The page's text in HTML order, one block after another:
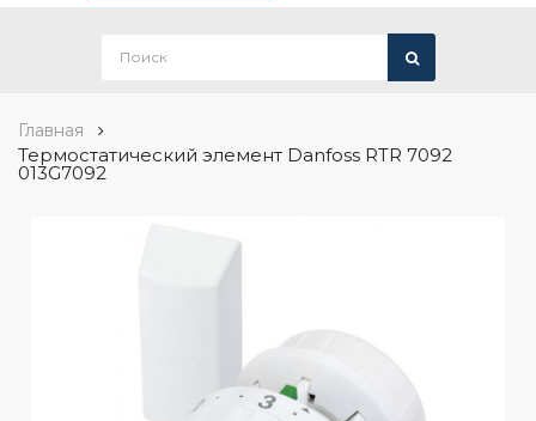
Главная
Термостатический элемент Danfoss RTR 7092
013G7092